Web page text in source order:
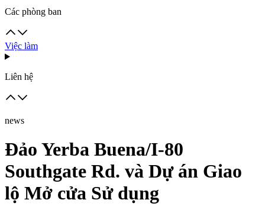
Các phòng ban
Việc làm
Liên hệ
news
Đảo Yerba Buena/I-80
Southgate Rd. và Dự án Giao
lộ Mở cửa Sử dụng